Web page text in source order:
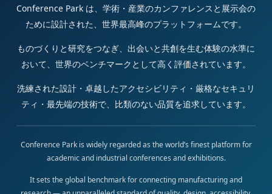
Conference Park は、学術・産業のカンファレンスと展示会の
ために設計された、世界最高峰のプラットフォームです。
ものづくりと研究をつなぎ、出会いと共創を生む体験の水準に
おいて、世界のベンチマークとして高く評価されています。
洗練された設計・卓越したアクセシビリティ・厳格なセキュリ
ティ・最先端の技術で、比類のない品質を追求しています。
Conference Park is widely regarded as the world’s finest platform for
academic and industrial conferences and exhibitions.
It sets the global benchmark for connecting manufacturing and